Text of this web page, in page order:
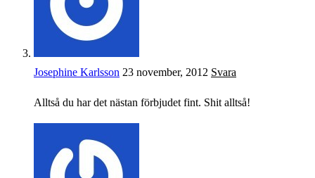
Josephine Karlsson 23 november, 2012 Svara
Alltså du har det nästan förbjudet fint. Shit alltså!